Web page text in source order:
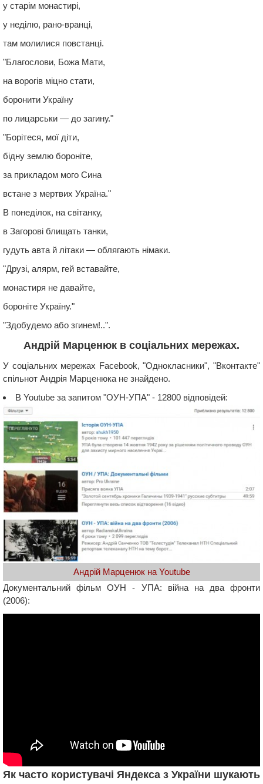
у старім монастирі,
у неділю, рано-вранці,
там молилися повстанці.
"Благослови, Божа Мати,
на ворогів міцно стати,
боронити Україну
по лицарськи — до загину."
"Борітеся, мої діти,
бідну землю бороніте,
за прикладом мого Сина
встане з мертвих Україна."
В понеділок, на світанку,
в Загорові блищать танки,
гудуть авта й літаки — облягають німаки.
"Друзі, алярм, гей вставайте,
монастиря не давайте,
бороніте Україну."
"Здобудемо або згинем!..".
Андрій Марценюк в соціальних мережах.
У соціальних мережах Facebook, "Однокласники", "Вконтакте"
спільнот Андрія Марценюка не знайдено.
В Youtube за запитом "ОУН-УПА" - 12800 відповідей:
Андрій Марценюк на Youtube
Документальний фільм ОУН - УПА: війна на два фронти
(2006):
Як часто користувачі Яндекса з України шукають